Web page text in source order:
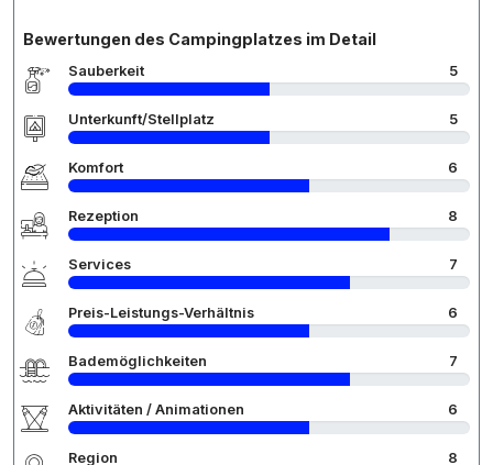
Bewertungen des Campingplatzes im Detail
Sauberkeit 5
Unterkunft/Stellplatz 5
Komfort 6
Rezeption 8
Services 7
Preis-Leistungs-Verhältnis 6
Bademöglichkeiten 7
Aktivitäten / Animationen 6
Region 8